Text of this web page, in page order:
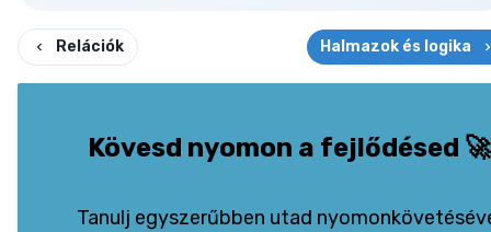
Relációk Halmazok és logika
Kövesd nyomon a fejlődésed 🚀
Tanulj egyszerűbben utad